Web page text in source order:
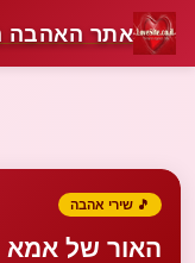
אתר האהבה
🎵 שירי אהבה
האור של אמא